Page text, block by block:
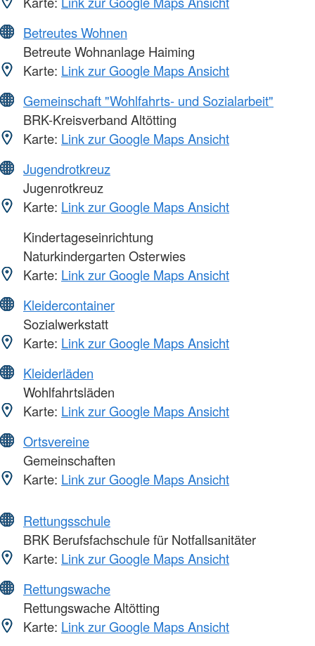
Betreutes Wohnen
Betreute Wohnanlage Haiming
Karte: Link zur Google Maps Ansicht
Gemeinschaft "Wohlfahrts- und Sozialarbeit"
BRK-Kreisverband Altötting
Karte: Link zur Google Maps Ansicht
Jugendrotkreuz
Jugenrotkreuz
Karte: Link zur Google Maps Ansicht
Kindertageseinrichtung
Naturkindergarten Osterwies
Karte: Link zur Google Maps Ansicht
Kleidercontainer
Sozialwerkstatt
Karte: Link zur Google Maps Ansicht
Kleiderläden
Wohlfahrtsläden
Karte: Link zur Google Maps Ansicht
Ortsvereine
Gemeinschaften
Karte: Link zur Google Maps Ansicht
Rettungsschule
BRK Berufsfachschule für Notfallsanitäter
Karte: Link zur Google Maps Ansicht
Rettungswache
Rettungswache Altötting
Karte: Link zur Google Maps Ansicht